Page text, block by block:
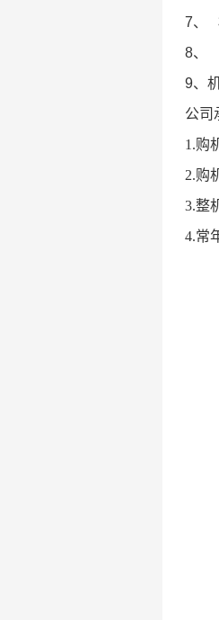
7、
8、
9、
公司
1.购
2.购
3.整
4.常